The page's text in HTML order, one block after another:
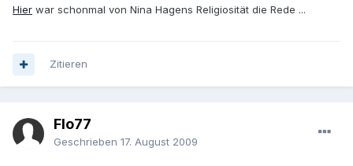
Hier war schonmal von Nina Hagens Religiosität die Rede ...
Zitieren
Flo77
Geschrieben 17. August 2009